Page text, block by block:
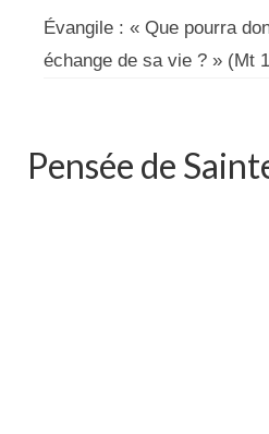
Évangile : « Que pourra
échange de sa vie ? » (Mt
Pensée de